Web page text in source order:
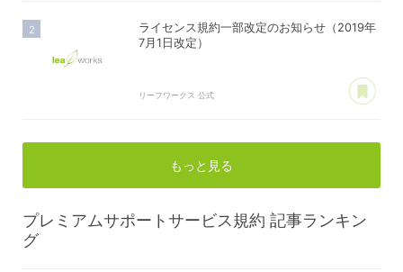
ライセンス規約一部改定のお知らせ（2019年
7月1日改定）
リーフワークス 公式
もっと見る
プレミアムサポートサービス規約 記事ランキン
グ